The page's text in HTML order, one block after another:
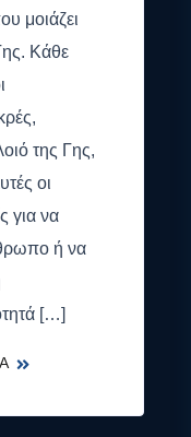
μοιάζει
Κάθε
της Γης,
οι
για να
ή να
[…]